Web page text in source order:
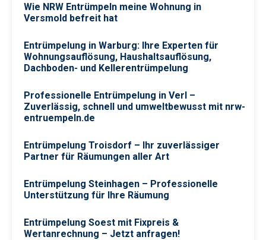
Wie NRW Entrümpeln meine Wohnung in
Versmold befreit hat
Entrümpelung in Warburg: Ihre Experten für
Wohnungsauflösung, Haushaltsauflösung,
Dachboden- und Kellerentrümpelung
Professionelle Entrümpelung in Verl –
Zuverlässig, schnell und umweltbewusst mit nrw-
entruempeln.de
Entrümpelung Troisdorf – Ihr zuverlässiger
Partner für Räumungen aller Art
Entrümpelung Steinhagen – Professionelle
Unterstützung für Ihre Räumung
Entrümpelung Soest mit Fixpreis &
Wertanrechnung – Jetzt anfragen!